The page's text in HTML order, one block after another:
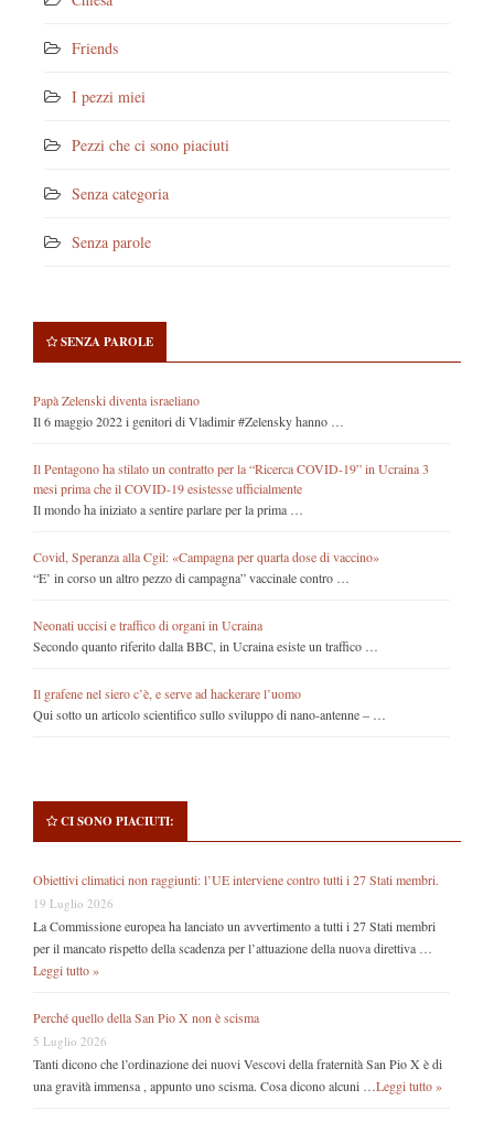
Friends
I pezzi miei
Pezzi che ci sono piaciuti
Senza categoria
Senza parole
SENZA PAROLE
Papà Zelenski diventa israeliano
Il 6 maggio 2022 i genitori di Vladimir #Zelensky hanno …
Il Pentagono ha stilato un contratto per la “Ricerca COVID-19” in Ucraina 3
mesi prima che il COVID-19 esistesse ufficialmente
Il mondo ha iniziato a sentire parlare per la prima …
Covid, Speranza alla Cgil: «Campagna per quarta dose di vaccino»
“E’ in corso un altro pezzo di campagna” vaccinale contro …
Neonati uccisi e traffico di organi in Ucraina
Secondo quanto riferito dalla BBC, in Ucraina esiste un traffico …
Il grafene nel siero c’è, e serve ad hackerare l’uomo
Qui sotto un articolo scientifico sullo sviluppo di nano-antenne – …
CI SONO PIACIUTI:
Obiettivi climatici non raggiunti: l’UE interviene contro tutti i 27 Stati membri.
19 Luglio 2026
La Commissione europea ha lanciato un avvertimento a tutti i 27 Stati membri
per il mancato rispetto della scadenza per l’attuazione della nuova direttiva …
Leggi tutto »
Perché quello della San Pio X non è scisma
5 Luglio 2026
Tanti dicono che l’ordinazione dei nuovi Vescovi della fraternità San Pio X è di
una gravità immensa , appunto uno scisma. Cosa dicono alcuni … Leggi tutto »